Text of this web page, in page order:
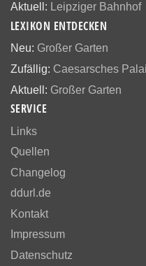
Aktuell: Leipziger Bahnhof
LEXIKON ENTDECKEN
Neu: Großer Garten
Zufällig: Caesarsches
Aktuell: Großer Garten
SERVICE
Links
Quellen
Changelog
ddurl.de
Kontakt
Impressum
Datenschutz